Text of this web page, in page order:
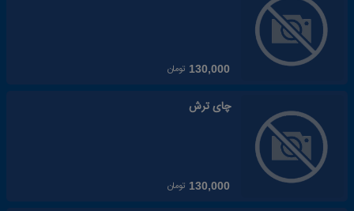
130,000 تومان
چای ترش
130,000 تومان